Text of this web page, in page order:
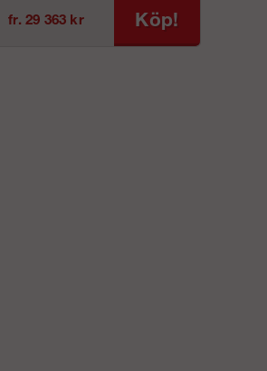
fr. 29 363 kr Köp!